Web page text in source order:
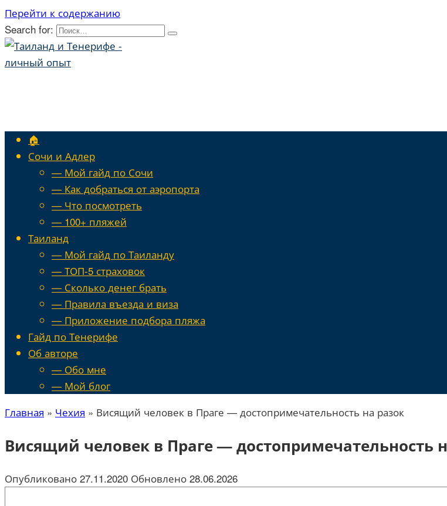
Перейти к содержанию
Search for:
🏠
Сочи и Адлер
— Мой гайд по Сочи
— Как добраться от аэропорта
— Что посмотреть
— 100+ пляжей
Таиланд
— Мой гайд по Таиланду
— ТОП-5 страховок
— Сколько денег брать
— Правила въезда и виза
— Приложение подбора пляжа
Гайд по Тенерифе
Об авторе
— Обо мне
— Мой блог
Главная » Чехия » Висящий человек в Праге — достопримечательность на разок
Висящий человек в Праге — достопримечательность
Опубликовано 27.11.2020 Обновлено 28.06.2026